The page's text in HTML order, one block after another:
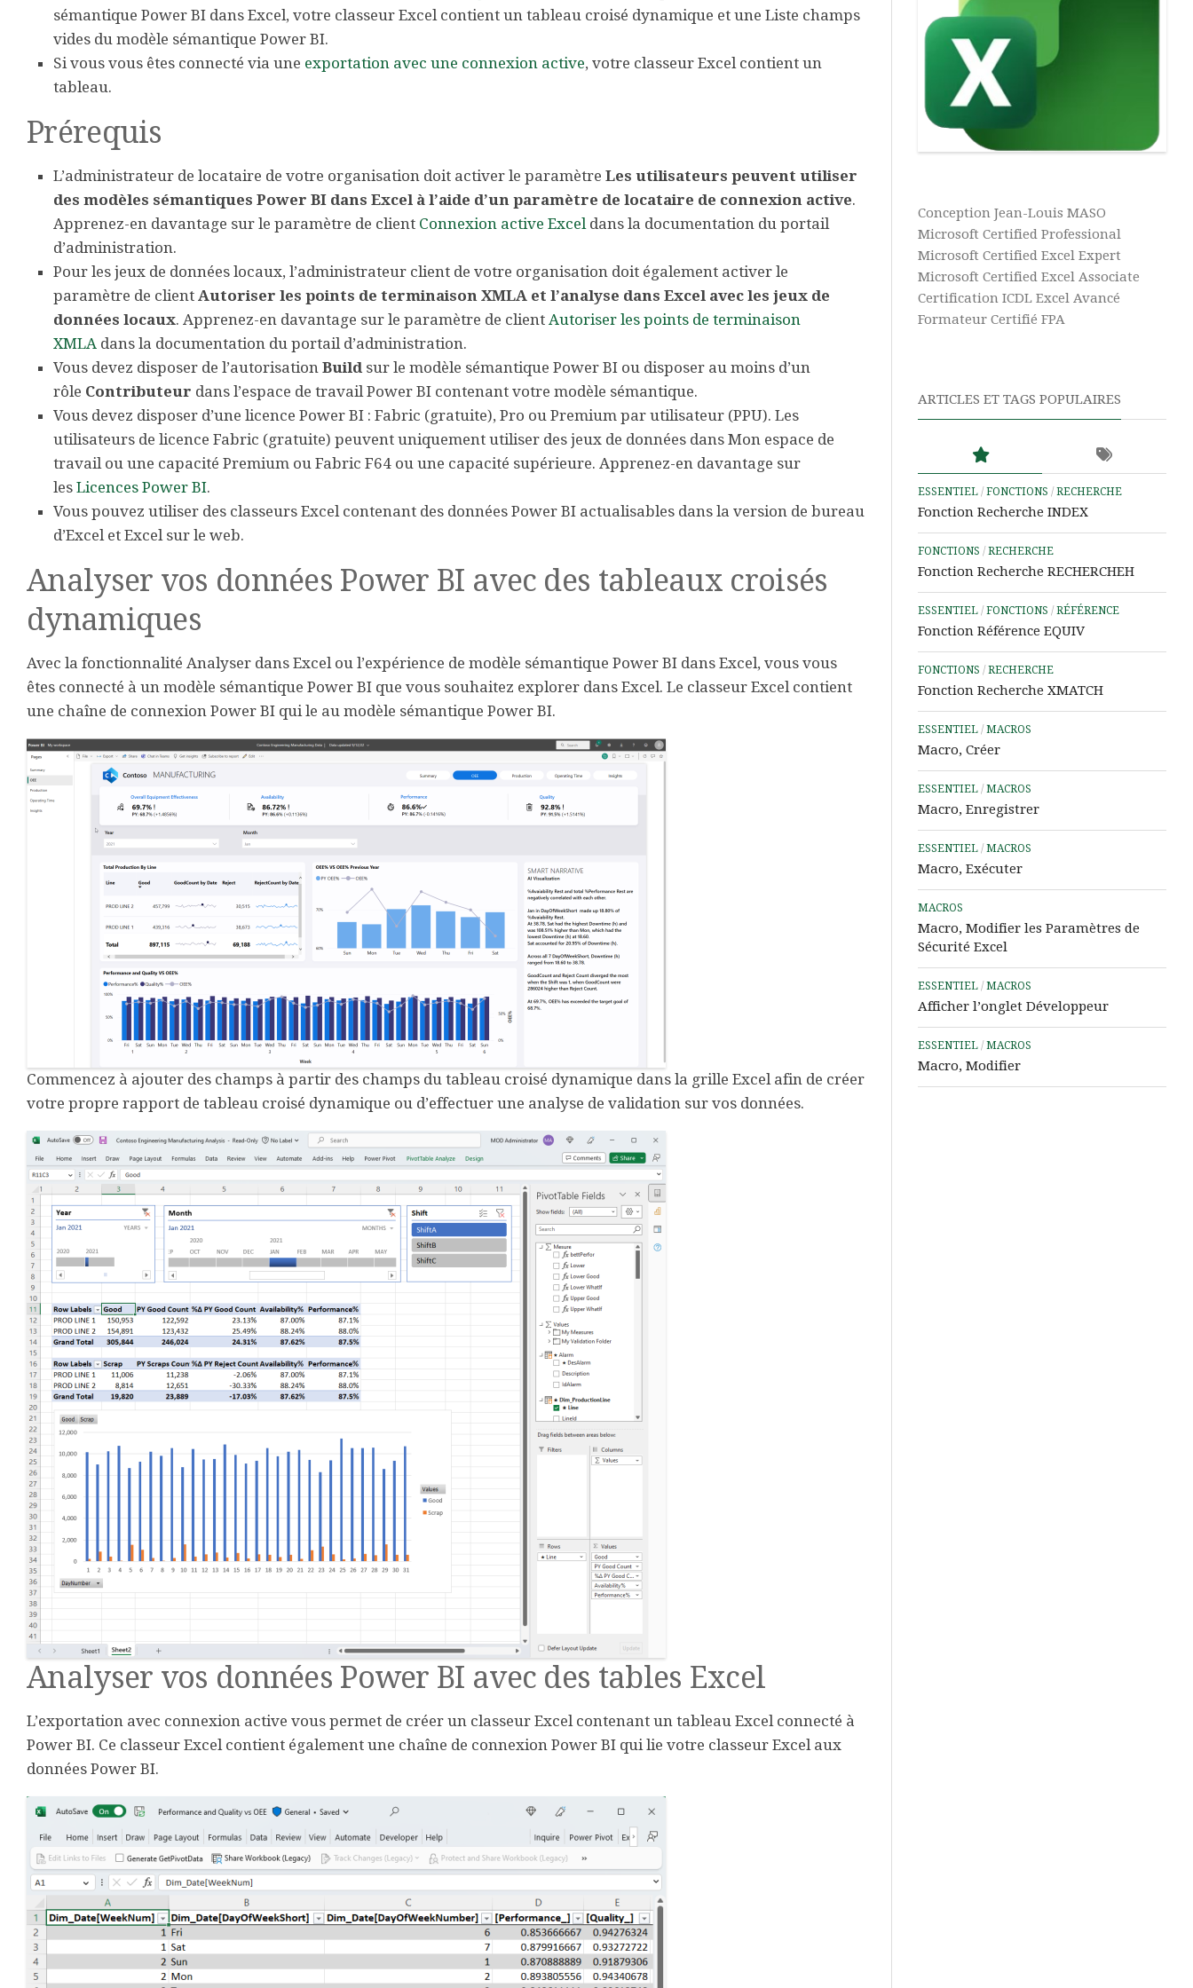
Excel
Excel
Ultime
365
Power
BI
Aide
Tutos
Access
Tutos
Tutos
PowerPoint
Aide
&
Tutos
IA
Les
Power
d’Analyse
de
Données
Learn
Assistance
Distance
sémantique Power BI dans Excel, votre classeur Excel contient un tableau croisé dynamique et une Liste champs
vides du modèle sémantique Power BI.
Si vous vous êtes connecté via une exportation avec une connexion active, votre classeur Excel contient un
tableau.
Prérequis
L’administrateur de locataire de votre organisation doit activer le paramètre Les utilisateurs peuvent utiliser
des modèles sémantiques Power BI dans Excel à l’aide d’un paramètre de locataire de connexion active.
Apprenez-en davantage sur le paramètre de client Connexion active Exceldans la documentation du portail
d’administration.
Pour les jeux de données locaux, l’administrateur client de votre organisation doit également activer le
paramètre de client Autoriser les points de terminaison XMLA et l’analyse dans Excel avec les jeux de
données locaux. Apprenez-en davantage sur le paramètre de client Autoriser les points de terminaison
XMLA dans la documentation du portail d’administration.
Vous devez disposer de l’autorisation Build sur le modèle sémantique Power BI ou disposer au moins d’un
rôle Contributeur dans l’espace de travail Power BI contenant votre modèle sémantique.
Vous devez disposer d’une licence Power BI : Fabric (gratuite), Pro ou Premium par utilisateur (PPU). Les
utilisateurs de licence Fabric (gratuite) peuvent uniquement utiliser des jeux de données dans Mon espace de
travail ou une capacité Premium ou Fabric F64 ou une capacité supérieure. Apprenez-en davantage sur
les Licences Power BI.
Vous pouvez utiliser des classeurs Excel contenant des données Power BI actualisables dans la version de bureau
d’Excel et Excel sur le web.
Analyser vos données Power BI avec des tableaux croisés
dynamiques
Avec la fonctionnalité Analyser dans Excel ou l’expérience de modèle sémantique Power BI dans Excel, vous vous
êtes connecté à un modèle sémantique Power BI que vous souhaitez explorer dans Excel. Le classeur Excel contient
une chaîne de connexion Power BI qui le au modèle sémantique Power BI.
Commencez à ajouter des champs à partir des champs du tableau croisé dynamique dans la grille Excel afin de créer
votre propre rapport de tableau croisé dynamique ou d’effectuer une analyse de validation sur vos données.
Analyser vos données Power BI avec des tables Excel
L’exportation avec connexion active vous permet de créer un classeur Excel contenant un tableau Excel connecté à
Power BI. Ce classeur Excel contient également une chaîne de connexion Power BI qui lie votre classeur Excel aux
données Power BI.
Conception Jean-Louis MASO
Microsoft Certified Professional
Microsoft Certified Excel Expert
Microsoft Certified Excel Associate
Certification ICDL Excel Avancé
Formateur Certifié FPA
ARTICLES ET TAGS POPULAIRES
ESSENTIEL / FONCTIONS / RECHERCHE
Fonction Recherche INDEX
FONCTIONS / RECHERCHE
Fonction Recherche RECHERCHEH
ESSENTIEL / FONCTIONS / RÉFÉRENCE
Fonction Référence EQUIV
FONCTIONS / RECHERCHE
Fonction Recherche XMATCH
ESSENTIEL / MACROS
Macro, Créer
ESSENTIEL / MACROS
Macro, Enregistrer
ESSENTIEL / MACROS
Macro, Exécuter
MACROS
Macro, Modifier les Paramètres de
Sécurité Excel
ESSENTIEL / MACROS
Afficher l’onglet Développeur
ESSENTIEL / MACROS
Macro, Modifier